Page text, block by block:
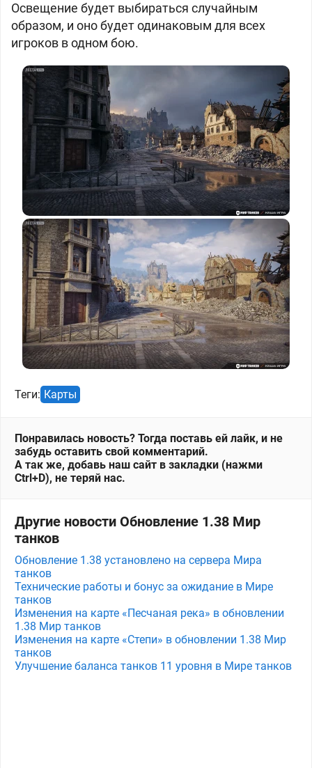
Освещение будет выбираться случайным
образом, и оно будет одинаковым для всех
игроков в одном бою.
Теги: Карты
Понравилась новость? Тогда поставь ей лайк, и не
забудь оставить свой комментарий.
А так же, добавь наш сайт в закладки (нажми
Ctrl+D), не теряй нас.
Другие новости Обновление 1.38 Мир
танков
Обновление 1.38 установлено на сервера Мира
танков
Технические работы и бонус за ожидание в Мире
танков
Изменения на карте «Песчаная река» в обновлении
1.38 Мир танков
Изменения на карте «Степи» в обновлении 1.38 Мир
танков
Улучшение баланса танков 11 уровня в Мире танков